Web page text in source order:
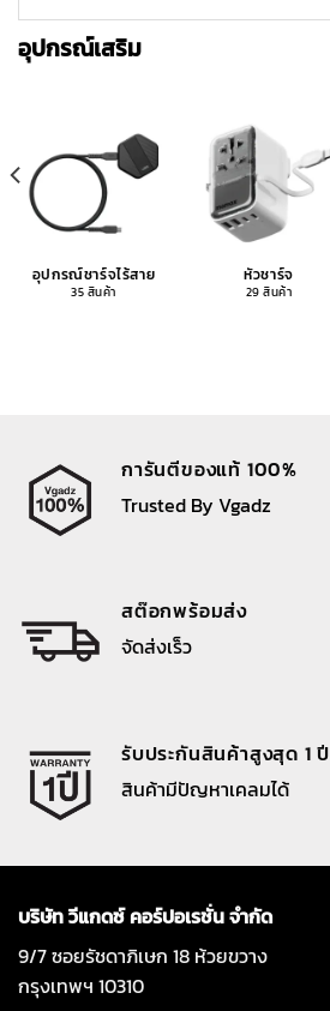
อุปกรณ์เสริม
อุปกรณ์ชาร์จไร้สาย
35 สินค้า
หัวชาร์จ
29 สินค้า
การันตีของแท้ 100%
Trusted By Vgadz
สต๊อกพร้อมส่ง
จัดส่งเร็ว
รับประกันสินค้าสูงสุด 1 ปี
สินค้ามีปัญหาเคลมได้
บริษัท วีแกดซ์ คอร์ปอเรชั่น จำกัด
9/7 ซอยรัชดาภิเษก 18 ห้วยขวาง
กรุงเทพฯ 10310